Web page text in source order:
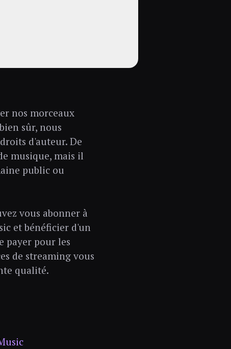
nos morceaux
sûr, nous
d'auteur. De
musique, mais il
public ou
vous abonner à
et bénéficier d'un
payer pour les
de streaming vous
qualité.